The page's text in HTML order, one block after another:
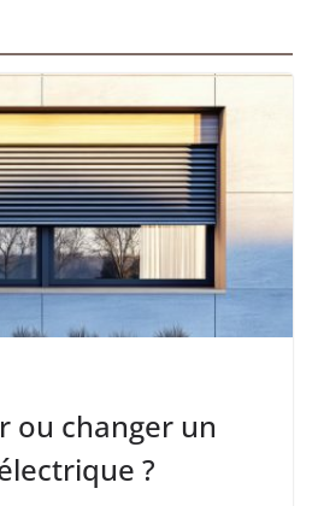
ou changer un
?